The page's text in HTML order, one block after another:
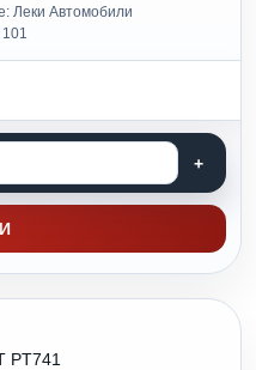
Леки Автомобили
PT741